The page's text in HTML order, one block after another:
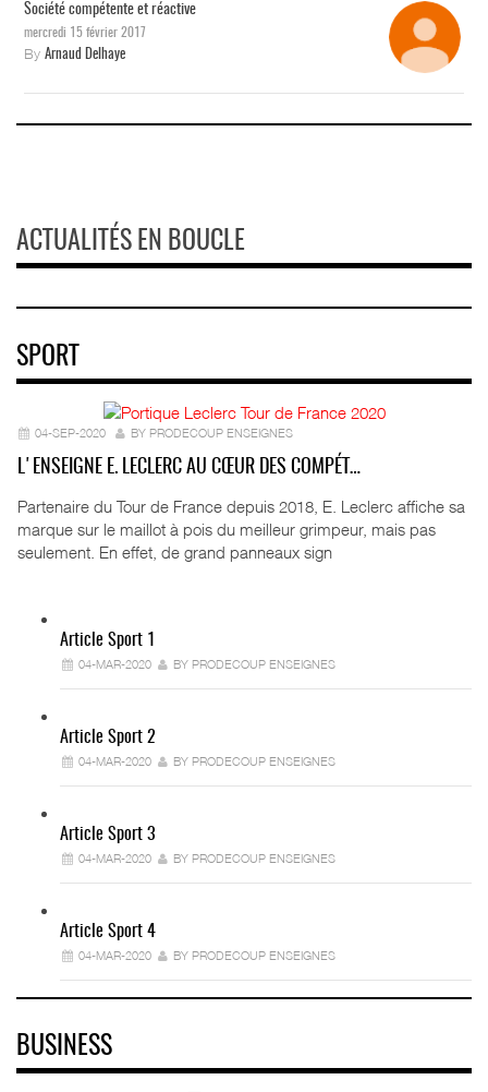
Société compétente et réactive
mercredi 15 février 2017
By Arnaud Delhaye
ACTUALITÉS EN BOUCLE
SPORT
04-SEP-2020 BY PRODECOUP ENSEIGNES
L'ENSEIGNE E. LECLERC AU CŒUR DES COMPÉT…
Partenaire du Tour de France depuis 2018, E. Leclerc affiche sa
marque sur le maillot à pois du meilleur grimpeur, mais pas
seulement. En effet, de grand panneaux sign
Article Sport 1
04-MAR-2020 BY PRODECOUP ENSEIGNES
Article Sport 2
04-MAR-2020 BY PRODECOUP ENSEIGNES
Article Sport 3
04-MAR-2020 BY PRODECOUP ENSEIGNES
Article Sport 4
04-MAR-2020 BY PRODECOUP ENSEIGNES
BUSINESS